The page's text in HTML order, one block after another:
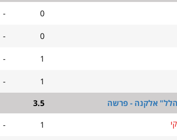
0
-
0
-
1
-
1
-
אלקנה - פרשה 3.5
1
-